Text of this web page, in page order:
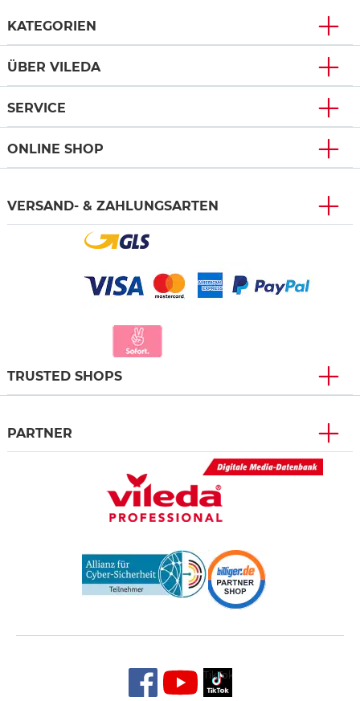
KATEGORIEN
ÜBER VILEDA
SERVICE
ONLINE SHOP
VERSAND- & ZAHLUNGSARTEN
TRUSTED SHOPS
PARTNER
TikTok